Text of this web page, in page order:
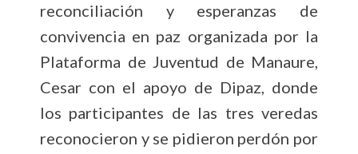
reconciliación y esperanzas de
convivencia en paz organizada por la
Plataforma de Juventud de Manaure,
Cesar con el apoyo de Dipaz, donde
los participantes de las tres veredas
reconocieron y se pidieron perdón por